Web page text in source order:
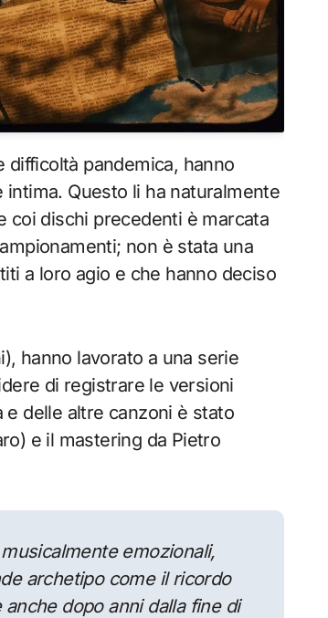
difficoltà pandemica, hanno
Questo li ha naturalmente
coi dischi precedenti è marcata
non è stata una
a loro agio e che hanno deciso
hanno lavorato a una serie
di registrare le versioni
delle altre canzoni è stato
e il mastering da Pietro
emozionali,
archetipo come il ricordo
dopo anni dalla fine di